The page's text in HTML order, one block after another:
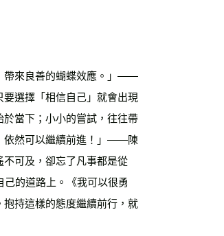
帶來良善的蝴蝶效應。」——
選擇「相信自己」就會出現
當下；小小的嘗試，往往帶
依然可以繼續前進！」——陳
可及，卻忘了凡事都是從
己的道路上。《我可以很勇
持這樣的態度繼續前行，就